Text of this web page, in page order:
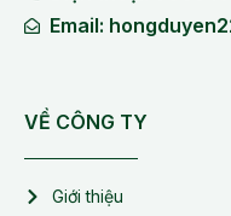
Email:
VỀ CÔNG TY
Giới thiệu